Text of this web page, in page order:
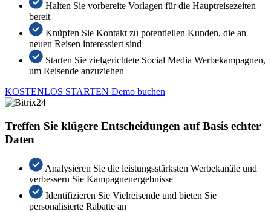
Halten Sie vorbereite Vorlagen für die Hauptreisezeiten
bereit
Knüpfen Sie Kontakt zu potentiellen Kunden, die an
neuen Reisen interessiert sind
Starten Sie zielgerichtete Social Media Werbekampagnen,
um Reisende anzuziehen
KOSTENLOS STARTEN Demo buchen
Treffen Sie klügere Entscheidungen auf Basis echter
Daten
Analysieren Sie die leistungsstärksten Werbekanäle und
verbessern Sie Kampagnenergebnisse
Identifizieren Sie Vielreisende und bieten Sie
personalisierte Rabatte an